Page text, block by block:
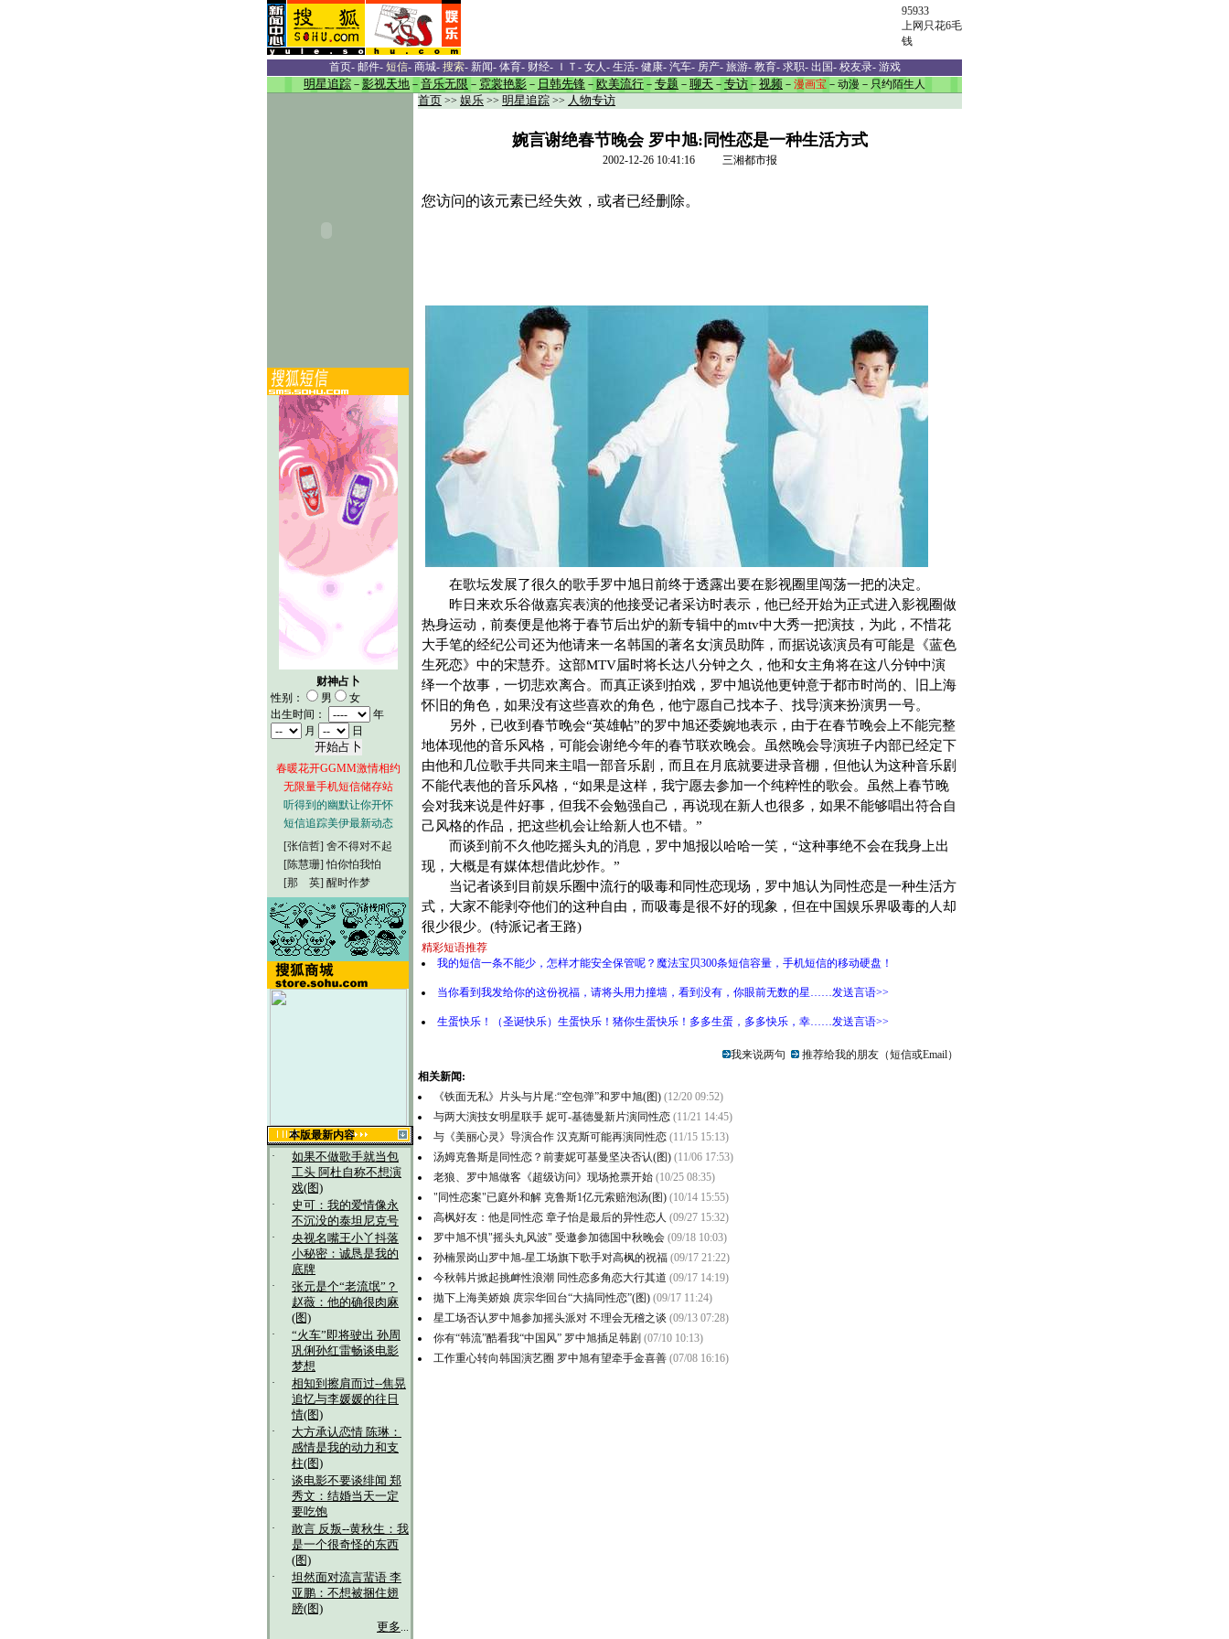
95933
上网只花6毛
钱
首页- 邮件- 短信- 商城- 搜索- 新闻- 体育- 财经- ＩＴ - 女人- 生活- 健康- 汽车- 房产- 旅游- 教育- 求职- 出国- 校友录- 游戏
明星追踪 － 影视天地 － 音乐无限 － 霓裳艳影 － 日韩先锋 － 欧美流行 － 专题 － 聊天 － 专访 － 视频 － 漫画宝 － 动漫 － 只约陌生人
财神占卜
性别：
男
女
出生时间：
年
月
日
春暖花开GGMM激情相约
无限量手机短信储存站
听得到的幽默让你开怀
短信追踪美伊最新动态
[张信哲] 舍不得对不起
[陈慧珊] 怕你怕我怕
[那 英] 醒时作梦
本版最新内容
·
如果不做歌手就当包
工头 阿杜自称不想演
戏(图)
·
史可：我的爱情像永
不沉没的泰坦尼克号
·
央视名嘴王小丫抖落
小秘密：诚恳是我的
底牌
·
张元是个“老流氓”？
赵薇：他的确很肉麻
(图)
·
“火车”即将驶出 孙周
巩俐孙红雷畅谈电影
梦想
·
相知到擦肩而过--焦晃
追忆与李媛媛的往日
情(图)
·
大方承认恋情 陈琳：
感情是我的动力和支
柱(图)
·
谈电影不要谈绯闻 郑
秀文：结婚当天一定
要吃饱
·
敢言 反叛--黄秋生：我
是一个很奇怪的东西
(图)
·
坦然面对流言蜚语 李
亚鹏：不想被捆住翅
膀(图)
更多...
首页 >> 娱乐 >> 明星追踪 >> 人物专访
婉言谢绝春节晚会 罗中旭:同性恋是一种生活方式
2002-12-26 10:41:16 三湘都市报
在歌坛发展了很久的歌手罗中旭日前终于透露出要在影视圈里闯荡一把的决定。
昨日来欢乐谷做嘉宾表演的他接受记者采访时表示，他已经开始为正式进入影视圈做
热身运动，前奏便是他将于春节后出炉的新专辑中的mtv中大秀一把演技，为此，不惜花
大手笔的经纪公司还为他请来一名韩国的著名女演员助阵，而据说该演员有可能是《蓝色
生死恋》中的宋慧乔。这部MTV届时将长达八分钟之久，他和女主角将在这八分钟中演
绎一个故事，一切悲欢离合。而真正谈到拍戏，罗中旭说他更钟意于都市时尚的、旧上海
怀旧的角色，如果没有这些喜欢的角色，他宁愿自己找本子、找导演来扮演男一号。
另外，已收到春节晚会“英雄帖”的罗中旭还委婉地表示，由于在春节晚会上不能完整
地体现他的音乐风格，可能会谢绝今年的春节联欢晚会。虽然晚会导演班子内部已经定下
由他和几位歌手共同来主唱一部音乐剧，而且在月底就要进录音棚，但他认为这种音乐剧
不能代表他的音乐风格，“如果是这样，我宁愿去参加一个纯粹性的歌会。虽然上春节晚
会对我来说是件好事，但我不会勉强自己，再说现在新人也很多，如果不能够唱出符合自
己风格的作品，把这些机会让给新人也不错。”
而谈到前不久他吃摇头丸的消息，罗中旭报以哈哈一笑，“这种事绝不会在我身上出
现，大概是有媒体想借此炒作。”
当记者谈到目前娱乐圈中流行的吸毒和同性恋现场，罗中旭认为同性恋是一种生活方
式，大家不能剥夺他们的这种自由，而吸毒是很不好的现象，但在中国娱乐界吸毒的人却
很少很少。(特派记者王路)
精彩短语推荐
我的短信一条不能少，怎样才能安全保管呢？魔法宝贝300条短信容量，手机短信的移动硬盘！
当你看到我发给你的这份祝福，请将头用力撞墙，看到没有，你眼前无数的星……发送言语>>
生蛋快乐！（圣诞快乐）生蛋快乐！猪你生蛋快乐！多多生蛋，多多快乐，幸……发送言语>>
我来说两句
推荐给我的朋友（短信或Email）
相关新闻:
《铁面无私》片头与片尾:“空包弹”和罗中旭(图) (12/20 09:52)
与两大演技女明星联手 妮可-基德曼新片演同性恋 (11/21 14:45)
与《美丽心灵》导演合作 汉克斯可能再演同性恋 (11/15 15:13)
汤姆克鲁斯是同性恋？前妻妮可基曼坚决否认(图) (11/06 17:53)
老狼、罗中旭做客《超级访问》现场抢票开始 (10/25 08:35)
"同性恋案"已庭外和解 克鲁斯1亿元索赔泡汤(图) (10/14 15:55)
高枫好友：他是同性恋 章子怡是最后的异性恋人 (09/27 15:32)
罗中旭不惧"摇头丸风波" 受邀参加德国中秋晚会 (09/18 10:03)
孙楠景岗山罗中旭-星工场旗下歌手对高枫的祝福 (09/17 21:22)
今秋韩片掀起挑衅性浪潮 同性恋多角恋大行其道 (09/17 14:19)
拋下上海美娇娘 庹宗华回台“大搞同性恋”(图) (09/17 11:24)
星工场否认罗中旭参加摇头派对 不理会无稽之谈 (09/13 07:28)
你有“韩流”酷看我“中国风” 罗中旭插足韩剧 (07/10 10:13)
工作重心转向韩国演艺圈 罗中旭有望牵手金喜善 (07/08 16:16)